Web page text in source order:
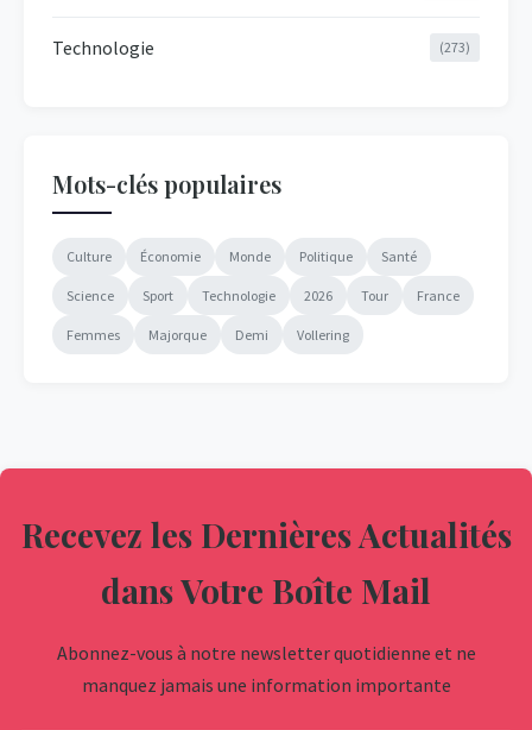
Technologie (273)
Mots-clés populaires
Culture Économie Monde Politique Santé
Science Sport Technologie 2026 Tour France
Femmes Majorque Demi Vollering
Recevez les Dernières Actualités
dans Votre Boîte Mail
Abonnez-vous à notre newsletter quotidienne et ne
manquez jamais une information importante